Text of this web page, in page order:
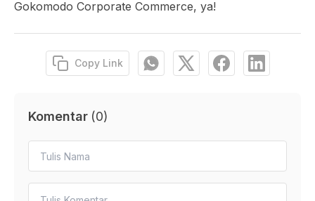
Gokomodo Corporate Commerce, ya!
Copy Link
Komentar (0)